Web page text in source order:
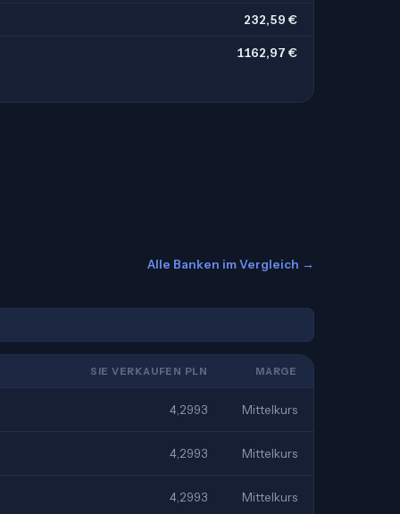
232,59 €
1162,97 €
Alle Banken im Vergleich →
SIE VERKAUFEN PLN MARGE
4,2993 Mittelkurs
4,2993 Mittelkurs
4,2993 Mittelkurs